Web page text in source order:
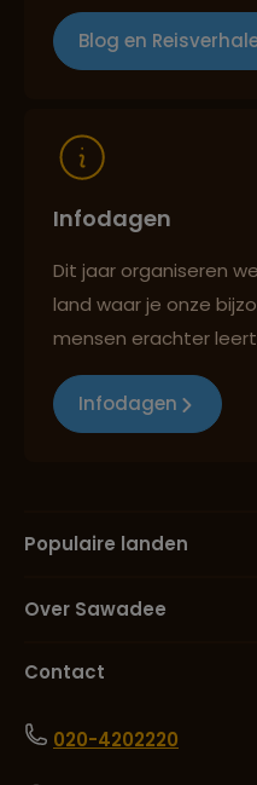
Blog en
Infodagen
Dit jaar organiseren
land waar je onze
mensen erachter
Infodagen
Populaire landen
Over Sawadee
Contact
020-4202220